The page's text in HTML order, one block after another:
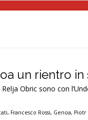
un rientro
Obric sono con
, Francesco Rossi, Genoa, Piotr